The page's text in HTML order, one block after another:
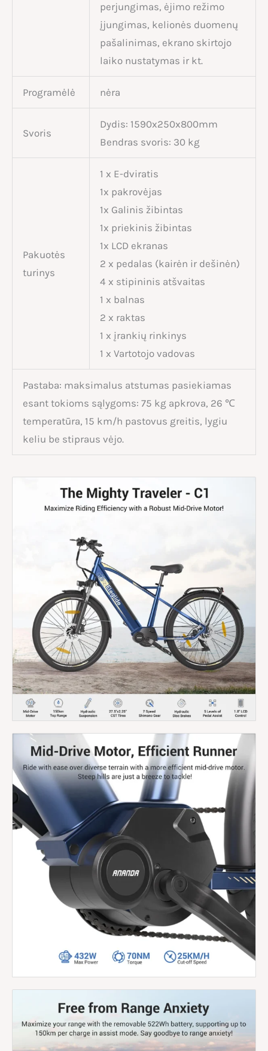
perjungimas, ėjimo režimo
įjungimas, kelionės duomenų
pašalinimas, ekrano skirtojo
laiko nustatymas ir kt.
Programėlė nėra
Svoris
Dydis: 1590x250x800mm
Bendras svoris: 30 kg
Pakuotės
turinys
1 x E-dviratis
1x pakrovėjas
1x Galinis žibintas
1x priekinis žibintas
1x LCD ekranas
2 x pedalas (kairėn ir dešinėn)
4 x stipininis atšvaitas
1 x balnas
2 x raktas
1 x įrankių rinkinys
1 x Vartotojo vadovas
Pastaba: maksimalus atstumas pasiekiamas
esant tokioms sąlygoms: 75 kg apkrova, 26 ℃
temperatūra, 15 km/h pastovus greitis, lygiu
keliu be stipraus vėjo.